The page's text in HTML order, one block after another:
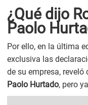
¿Qué dijo
Paolo
Por ello, en la última
exclusiva las
de su empresa,
Paolo Hurtado, pero